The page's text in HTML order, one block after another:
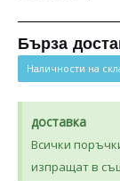
5.00от 5,
потребителски
оценки
Бърза
Наличности на
доставка
Всички
изпращат в